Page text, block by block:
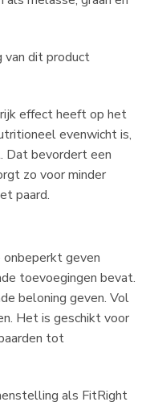
van dit product
effect heeft op het
evenwicht is,
bevordert een
zo voor minder
paard.
geven
toevoegingen bevat.
beloning geven. Vol
Het is geschikt voor
tot
als FitRight